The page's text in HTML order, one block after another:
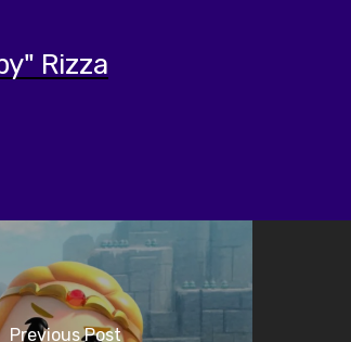
Rizza
Previous Post